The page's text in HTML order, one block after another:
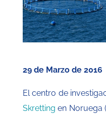
29 de Marzo de 2016
El centro de
Skretting en Noruega